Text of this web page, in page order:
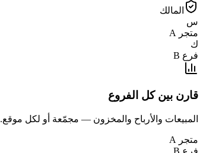
المالك
س
متجر A
ك
فرع B
قارن بين كل الفروع
المبيعات والأرباح والمخزون — مجمّعة أو لكل موقع.
متجر A
فرع B